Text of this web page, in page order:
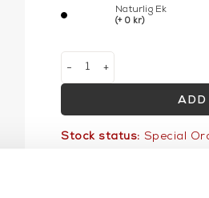
Naturlig Ek
(+ 0 kr)
+
-
ADD
Stock status: Special
Leverans inom 3-5